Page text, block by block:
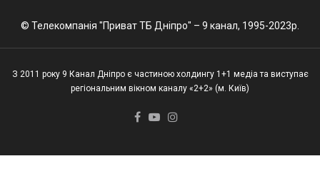
© Телекомпанія "Приват ТБ Дніпро" – 9 канал, 1995-2023р.
З 2011 року 9 Канал Дніпро є частиною холдингу 1+1 медіа та виступає
регіональним вікном каналу «2+2» (м. Київ)